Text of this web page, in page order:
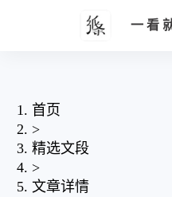
一看
首页
>
精选文段
>
文章详情